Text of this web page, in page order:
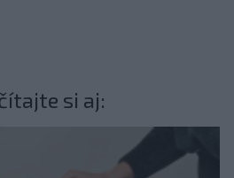
si aj: